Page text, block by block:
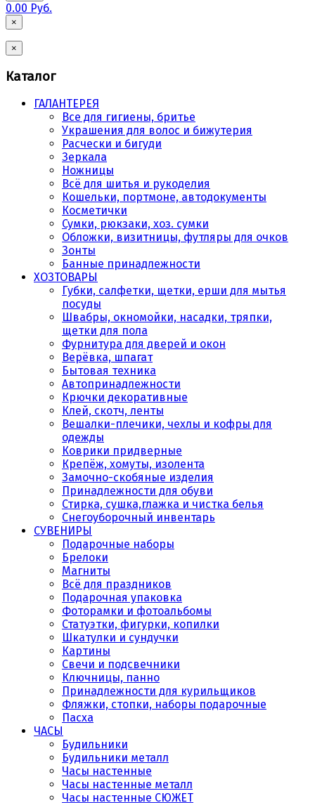
0.00 Руб.
×
×
Каталог
ГАЛАНТЕРЕЯ
Все для гигиены, бритье
Украшения для волос и бижутерия
Расчески и бигуди
Зеркала
Ножницы
Всё для шитья и рукоделия
Кошельки, портмоне, автодокументы
Косметички
Сумки, рюкзаки, хоз. сумки
Обложки, визитницы, футляры для очков
Зонты
Банные принадлежности
ХОЗТОВАРЫ
Губки, салфетки, щетки, ерши для мытья
посуды
Швабры, окномойки, насадки, тряпки,
щетки для пола
Фурнитура для дверей и окон
Верёвка, шпагат
Бытовая техника
Автопринадлежности
Крючки декоративные
Клей, скотч, ленты
Вешалки-плечики, чехлы и кофры для
одежды
Коврики придверные
Крепёж, хомуты, изолента
Замочно-скобяные изделия
Принадлежности для обуви
Стирка, сушка,глажка и чистка белья
Снегоуборочный инвентарь
СУВЕНИРЫ
Подарочные наборы
Брелоки
Магниты
Всё для праздников
Подарочная упаковка
Фоторамки и фотоальбомы
Статуэтки, фигурки, копилки
Шкатулки и сундучки
Картины
Свечи и подсвечники
Ключницы, панно
Принадлежности для курильщиков
Фляжки, стопки, наборы подарочные
Пасха
ЧАСЫ
Будильники
Будильники металл
Часы настенные
Часы настенные металл
Часы настенные СЮЖЕТ